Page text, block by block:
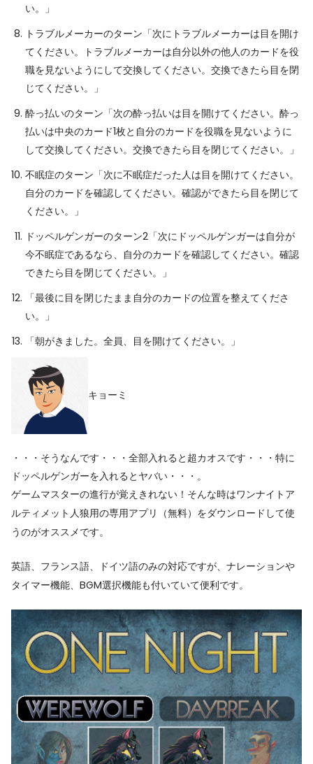
い。」
トラブルメーカーのターン「次にトラブルメーカーは目を開け
てください。トラブルメーカーは自分以外の他人のカードを役
職を見ないようにして交換してください。交換できたら目を閉
じてください。」
酔っ払いのターン「次の酔っ払いは目を開けてください。酔っ
払いは中央のカード1枚と自分のカードを役職を見ないように
して交換してください。交換できたら目を閉じてください。」
不眠症のターン「次に不眠症だった人は目を開けてください。
自分のカードを確認してください。確認ができたら目を閉じて
ください。」
ドッペルゲンガーのターン2「次にドッペルゲンガーは自分が
今不眠症であるなら、自分のカードを確認してください。確認
できたら目を閉じてください。」
「最後に目を閉じたまま自分のカードの位置を整えてくださ
い。」
「朝がきました。全員、目を開けてください。」
キョーミ
・・・そうなんです・・・全部入れると超カオスです・・・特に
ドッペルゲンガーを入れるとヤバい・・・。
ゲームマスターの進行が覚えきれない！そんな時はワンナイトア
ルティメット人狼用の専用アプリ（無料）をダウンロードして使
うのがオススメです。
英語、フランス語、ドイツ語のみの対応ですが、ナレーションや
タイマー機能、BGM選択機能も付いていて便利です。